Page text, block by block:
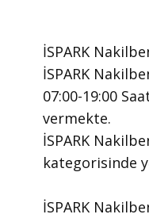
İSPARK
İSPARK
07:00-19:00
vermekte.
​İSPARK
kategorisinde
İSPARK